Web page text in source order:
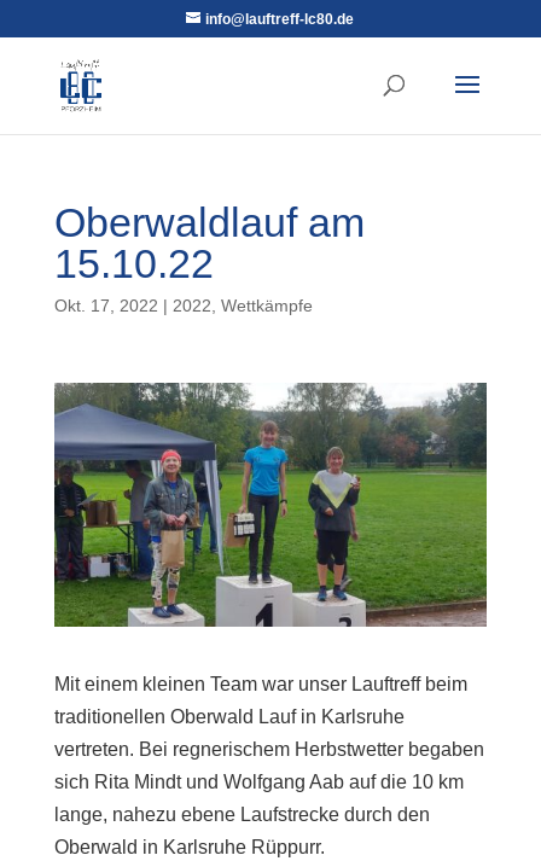
info@lauftreff-lc80.de
Oberwaldlauf am
15.10.22
Okt. 17, 2022 | 2022 Wettkämpfe
Mit einem kleinen Team war unser Lauftreff beim
traditionellen Oberwald Lauf in Karlsruhe
vertreten. Bei regnerischem Herbstwetter begaben
sich Rita Mindt und Wolfgang Aab auf die 10 km
lange, nahezu ebene Laufstrecke durch den
Oberwald in Karlsruhe Rüppurr.